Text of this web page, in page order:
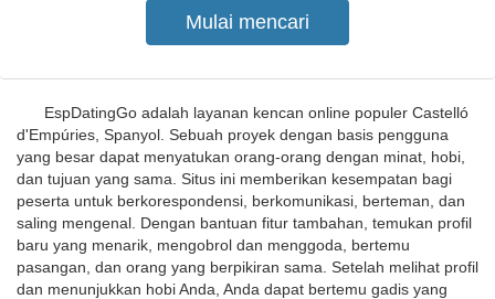
EspDatingGo adalah layanan kencan online populer Castelló
d'Empúries, Spanyol. Sebuah proyek dengan basis pengguna
yang besar dapat menyatukan orang-orang dengan minat, hobi,
dan tujuan yang sama. Situs ini memberikan kesempatan bagi
peserta untuk berkorespondensi, berkomunikasi, berteman, dan
saling mengenal. Dengan bantuan fitur tambahan, temukan profil
baru yang menarik, mengobrol dan menggoda, bertemu
pasangan, dan orang yang berpikiran sama. Setelah melihat profil
dan menunjukkan hobi Anda, Anda dapat bertemu gadis yang